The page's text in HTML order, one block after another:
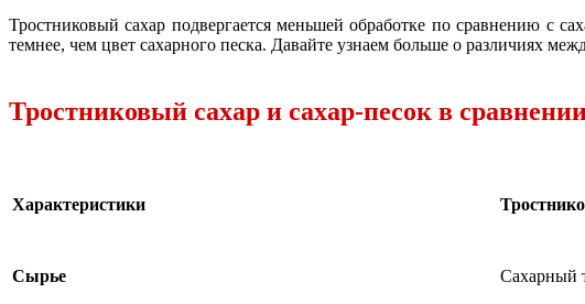
Тростниковый сахар подвергается меньшей обработке по сравнению с
темнее, чем цвет сахарного песка. Давайте узнаем больше о различиях
Тростниковый сахар и сахар-песок в
Характеристики
Сырье Сахарный